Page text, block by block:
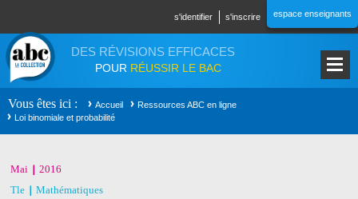
s'identifier s'inscrire espace enseignants
DES RÉVISIONS EFFICACES
POUR RÉUSSIR LE BAC
Vous êtes ici Accueil
Ressources ABC en ligne
Loi binomiale et probabilité
Mai
2016
Tle
Mathématiques